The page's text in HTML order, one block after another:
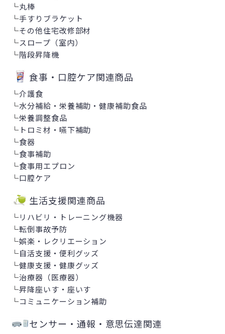
└丸棒
└手すりブラケット
└その他住宅改修部材
└スロープ（室内）
└階段昇降機
食事・口腔ケア関連商品
└介護食
└水分補給・栄養補助・健康補助食品
└栄養調整食品
└ トロミ材・嚥下補助
└食器
└食事補助
└食事用エプロン
└口腔ケア
生活支援関連商品
└リハビリ・トレーニング機器
└転倒事故予防
└娯楽・レクリエーション
└自活支援・便利グッズ
└健康支援・健康グッズ
└治療器（医療器）
└昇降座いす・座いす
└コミュニケーション補助
センサー・通報・意思伝達関連